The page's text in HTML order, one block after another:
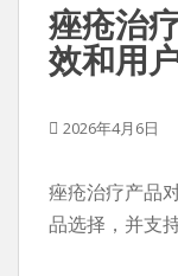
痤疮治
效和用
2026年4月6日
痤疮治疗产品
品选择，并支